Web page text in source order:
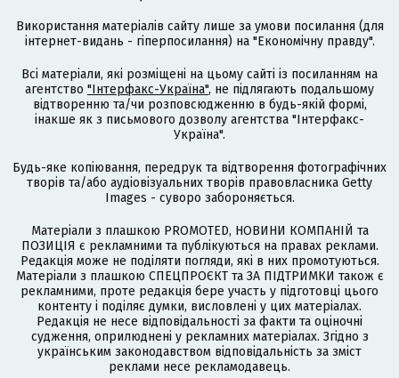
Використання матеріалів сайту лише за умови посилання (для
інтернет-видань - гіперпосилання) на "Економічну правду".
Всі матеріали, які розміщені на цьому сайті із посиланням на
агентство "Інтерфакс-Україна", не підлягають подальшому
відтворенню та/чи розповсюдженню в будь-якій формі,
інакше як з письмового дозволу агентства "Інтерфакс-
Україна".
Будь-яке копіювання, передрук та відтворення фотографічних
творів та/або аудіовізуальних творів правовласника Getty
Images - суворо забороняється.
Матеріали з плашкою PROMOTED, НОВИНИ КОМПАНІЙ та
ПОЗИЦІЯ є рекламними та публікуються на правах реклами.
Редакція може не поділяти погляди, які в них промотуються.
Матеріали з плашкою СПЕЦПРОЄКТ та ЗА ПІДТРИМКИ також є
рекламними, проте редакція бере участь у підготовці цього
контенту і поділяє думки, висловлені у цих матеріалах.
Редакція не несе відповідальності за факти та оціночні
судження, оприлюднені у рекламних матеріалах. Згідно з
українським законодавством відповідальність за зміст
реклами несе рекламодавець.